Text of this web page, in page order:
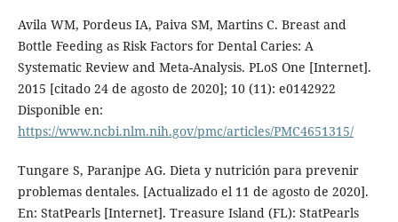
Avila WM, Pordeus IA, Paiva SM, Martins C. Breast and
Bottle Feeding as Risk Factors for Dental Caries: A
Systematic Review and Meta-Analysis. PLoS One [Internet].
2015 [citado 24 de agosto de 2020]; 10 (11): e0142922
Disponible en:
https://www.ncbi.nlm.nih.gov/pmc/articles/PMC4651315/
Tungare S, Paranjpe AG. Dieta y nutrición para prevenir
problemas dentales. [Actualizado el 11 de agosto de 2020].
En: StatPearls [Internet]. Treasure Island (FL): StatPearls